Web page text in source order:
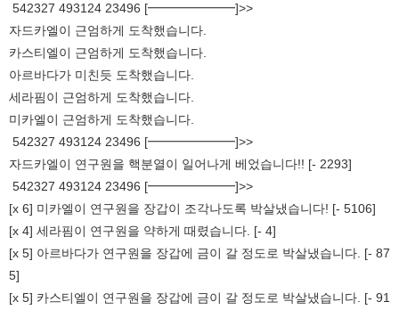
542327 493124 23496 [━━━━━━━]>>
자드카엘이 근엄하게 도착했습니다.
카스티엘이 근엄하게 도착했습니다.
아르바다가 미친듯 도착했습니다.
세라핌이 근엄하게 도착했습니다.
미카엘이 근엄하게 도착했습니다.
542327 493124 23496 [━━━━━━━]>>
자드카엘이 연구원을 핵분열이 일어나게 베었습니다!! [- 2293]
542327 493124 23496 [━━━━━━━]>>
[x 6] 미카엘이 연구원을 장갑이 조각나도록 박살냈습니다! [- 5106]
[x 4] 세라핌이 연구원을 약하게 때렸습니다. [- 4]
[x 5] 아르바다가 연구원을 장갑에 금이 갈 정도로 박살냈습니다. [- 87
5]
[x 5] 카스티엘이 연구원을 장갑에 금이 갈 정도로 박살냈습니다. [- 91